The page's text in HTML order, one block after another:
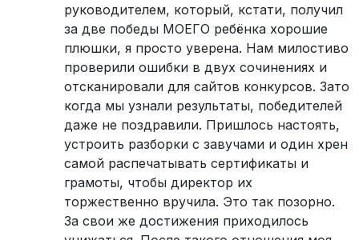
руководителем, который, кстати, получил
за две победы МОЕГО ребёнка хорошие
плюшки, я просто уверена. Нам милостиво
проверили ошибки в двух сочинениях и
отсканировали для сайтов конкурсов. Зато
когда мы узнали результаты, победителей
даже не поздравили. Пришлось настоять,
устроить разборки с завучами и один хрен
самой распечатывать сертификаты и
грамоты, чтобы директор их
торжественно вручила. Это так позорно.
За свои же достижения приходилось